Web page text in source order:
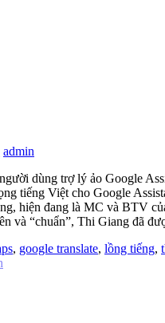
admin
dùng trợ lý ảo Google
tiếng Việt cho Google
hiện đang là MC và BTV
và “chuẩn”, Thi Giang đã
, google translate, lồng tiếng,